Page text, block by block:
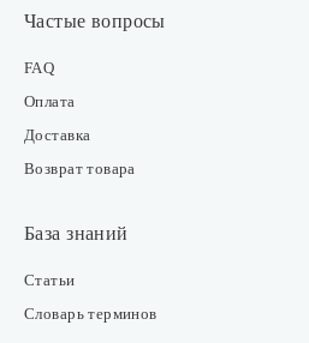
Частые вопросы
FAQ
Оплата
Доставка
Возврат товара
База знаний
Статьи
Словарь терминов